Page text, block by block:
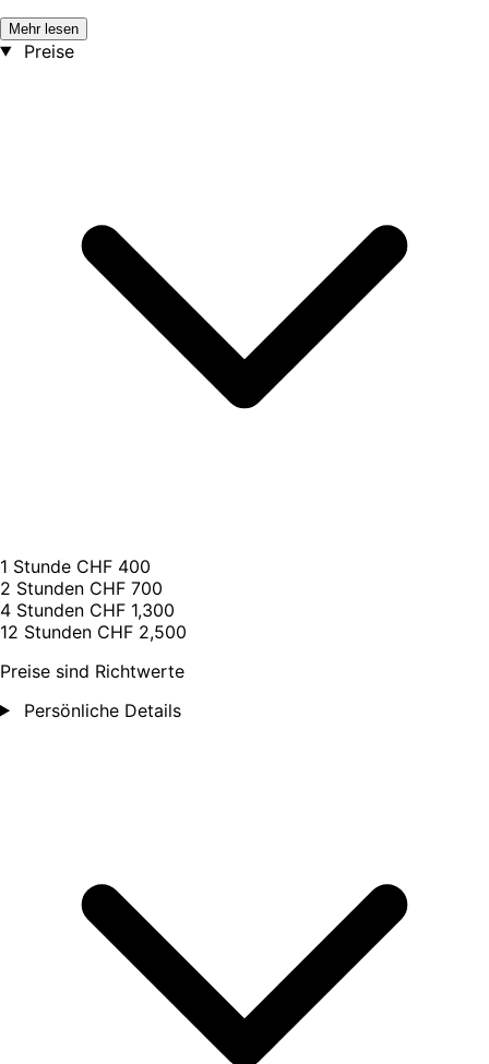
Mehr lesen
Preise
1 Stunde CHF 400
2 Stunden CHF 700
4 Stunden CHF 1,300
12 Stunden CHF 2,500
Preise sind Richtwerte
Persönliche Details